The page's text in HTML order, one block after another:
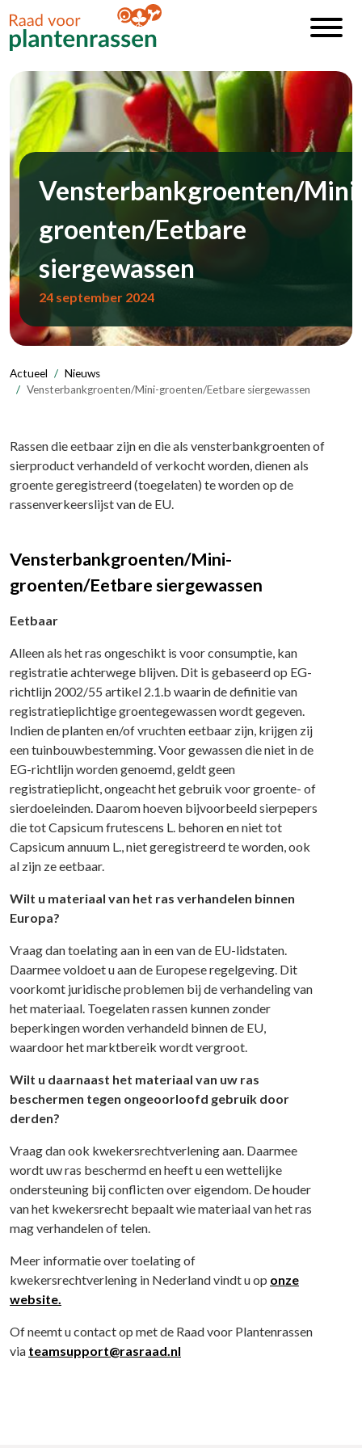
Vensterbankgroenten/
groenten/Eetbare
siergewassen
24 september 2024
Actueel
Nieuws
Vensterbankgroenten/Mini-groenten/Eetbare siergewassen
Rassen die eetbaar zijn en die als vensterbankgroenten of
sierproduct verhandeld of verkocht worden, dienen als
groente geregistreerd (toegelaten) te worden op de
rassenverkeerslijst van de EU.
Vensterbankgroenten/Mini-
groenten/Eetbare siergewassen
Eetbaar
Alleen als het ras ongeschikt is voor consumptie, kan
registratie achterwege blijven. Dit is gebaseerd op EG-
richtlijn 2002/55 artikel 2.1.b waarin de definitie van
registratieplichtige groentegewassen wordt gegeven.
Indien de planten en/of vruchten eetbaar zijn, krijgen zij
een tuinbouwbestemming. Voor gewassen die niet in de
EG-richtlijn worden genoemd, geldt geen
registratieplicht, ongeacht het gebruik voor groente- of
sierdoeleinden. Daarom hoeven bijvoorbeeld sierpepers
die tot Capsicum frutescens L. behoren en niet tot
Capsicum annuum L., niet geregistreerd te worden, ook
al zijn ze eetbaar.
Wilt u materiaal van het ras verhandelen binnen
Europa?
Vraag dan toelating aan in een van de EU-lidstaten.
Daarmee voldoet u aan de Europese regelgeving. Dit
voorkomt juridische problemen bij de verhandeling van
het materiaal. Toegelaten rassen kunnen zonder
beperkingen worden verhandeld binnen de EU,
waardoor het marktbereik wordt vergroot.
Wilt u daarnaast het materiaal van uw ras
beschermen tegen ongeoorloofd gebruik door
derden?
Vraag dan ook kwekersrechtverlening aan. Daarmee
wordt uw ras beschermd en heeft u een wettelijke
ondersteuning bij conflicten over eigendom. De houder
van het kwekersrecht bepaalt wie materiaal van het ras
mag verhandelen of telen.
Meer informatie over toelating of
kwekersrechtverlening in Nederland vindt u op onze
website.
Of neemt u contact op met de Raad voor Plantenrassen
via teamsupport@rasraad.nl